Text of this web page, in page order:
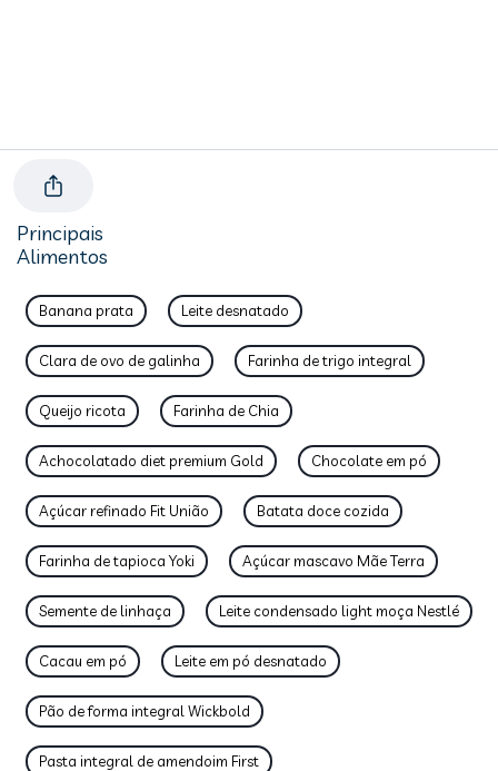
Principais
Alimentos
Banana prata Leite desnatado
Clara de ovo de galinha Farinha de trigo integral
Queijo ricota Farinha de Chia
Achocolatado diet premium Gold Chocolate em pó
Açúcar refinado Fit União Batata doce cozida
Farinha de tapioca Yoki Açúcar mascavo Mãe Terra
Semente de linhaça Leite condensado light moça Nestlé
Cacau em pó Leite em pó desnatado
Pão de forma integral Wickbold
Pasta integral de amendoim First